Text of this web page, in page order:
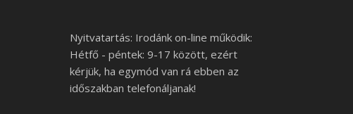
Nyitvatartás: Irodánk on-line működik:
Hétfő - péntek: 9-17 között, ezért
kérjük, ha egymód van rá ebben az
időszakban telefonáljanak!